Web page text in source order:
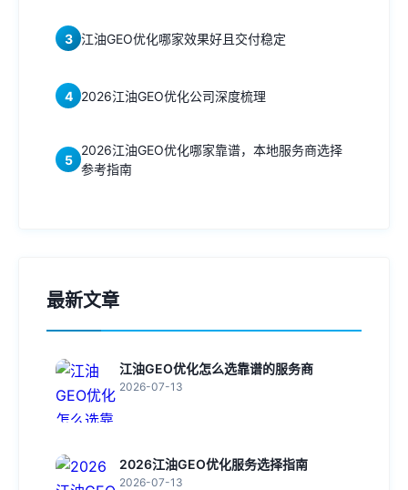
3 江油GEO优化哪家效果好且交付稳定
4 2026江油GEO优化公司深度梳理
5
2026江油GEO优化哪家靠谱，本地服务商选择
参考指南
最新文章
江油GEO优化怎么选靠谱的服务商
2026-07-13
2026江油GEO优化服务选择指南
2026-07-13